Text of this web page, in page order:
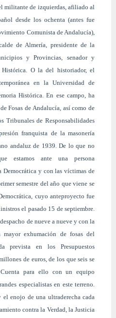
militante de izquierdas, afiliado al
desde los ochenta (antes fue
Comunista de Andalucía),
de Almería, presidente de la
y Provincias, senador y
O la del historiador, el
en la Universidad de
Histórica. En ese campo, ha
Fosas de Andalucía, así como de
Tribunales de Responsabilidades
franquista de la masonería
andaluz de 1939. De lo que no
estamos ante una persona
Democrática y con las víctimas de
semestre del año que viene se
cuyo anteproyecto fue
el pasado 15 de septiembre.
de nueve a nueve y con la
mayor exhumación de fosas del
prevista en los Presupuestos
de euros, de los que seis se
Cuenta para ello con un equipo
especialistas en este terreno.
enojo de una ultraderecha cada
contra la Verdad, la Justicia